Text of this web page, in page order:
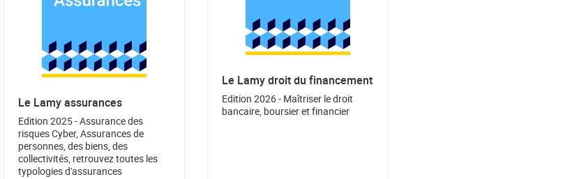
Le Lamy assurances
Edition 2025 - Assurance des
risques Cyber, Assurances de
personnes, des biens, des
collectivités, retrouvez toutes les
typologies d'assurances
Le Lamy droit du financement
Edition 2026 - Maîtriser le droit
bancaire, boursier et financier